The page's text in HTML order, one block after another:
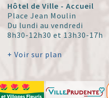
Hôtel de Ville - Accueil
Place Jean Moulin
Du lundi au vendredi
8h30-12h30 et 13h30-17h
+ Voir sur plan